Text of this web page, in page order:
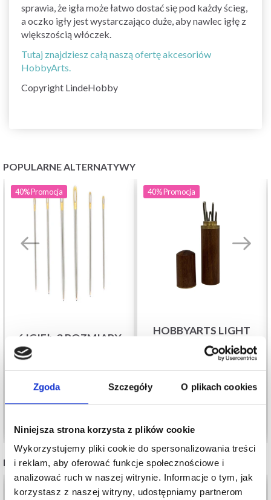
Zgoda Szczegóły O plikach cookies
Niniejsza strona korzysta z plików cookie
Wykorzystujemy pliki cookie do spersonalizowania treści
i reklam, aby oferować funkcje społecznościowe i
analizować ruch w naszej witrynie. Informacje o tym, jak
korzystasz z naszej witryny, udostępniamy partnerom
sprawia, że igła może łatwo dostać się pod każdy ścieg,
a oczko igły jest wystarczająco duże, aby nawlec igłę z
większością włóczek.
Tutaj znajdziesz całą naszą ofertę akcesoriów
HobbyArts.
Copyright LindeHobby
POPULARNE ALTERNATYWY
40%Promocja
6 IGIEŁ, 3 ROZMIARY
11,60 zł
40%Promocja
HOBBYARTS LIGHT
CASE NEEDLE CASE
Okazja 31/08/2026
INNI TEŻ WIDZIELI